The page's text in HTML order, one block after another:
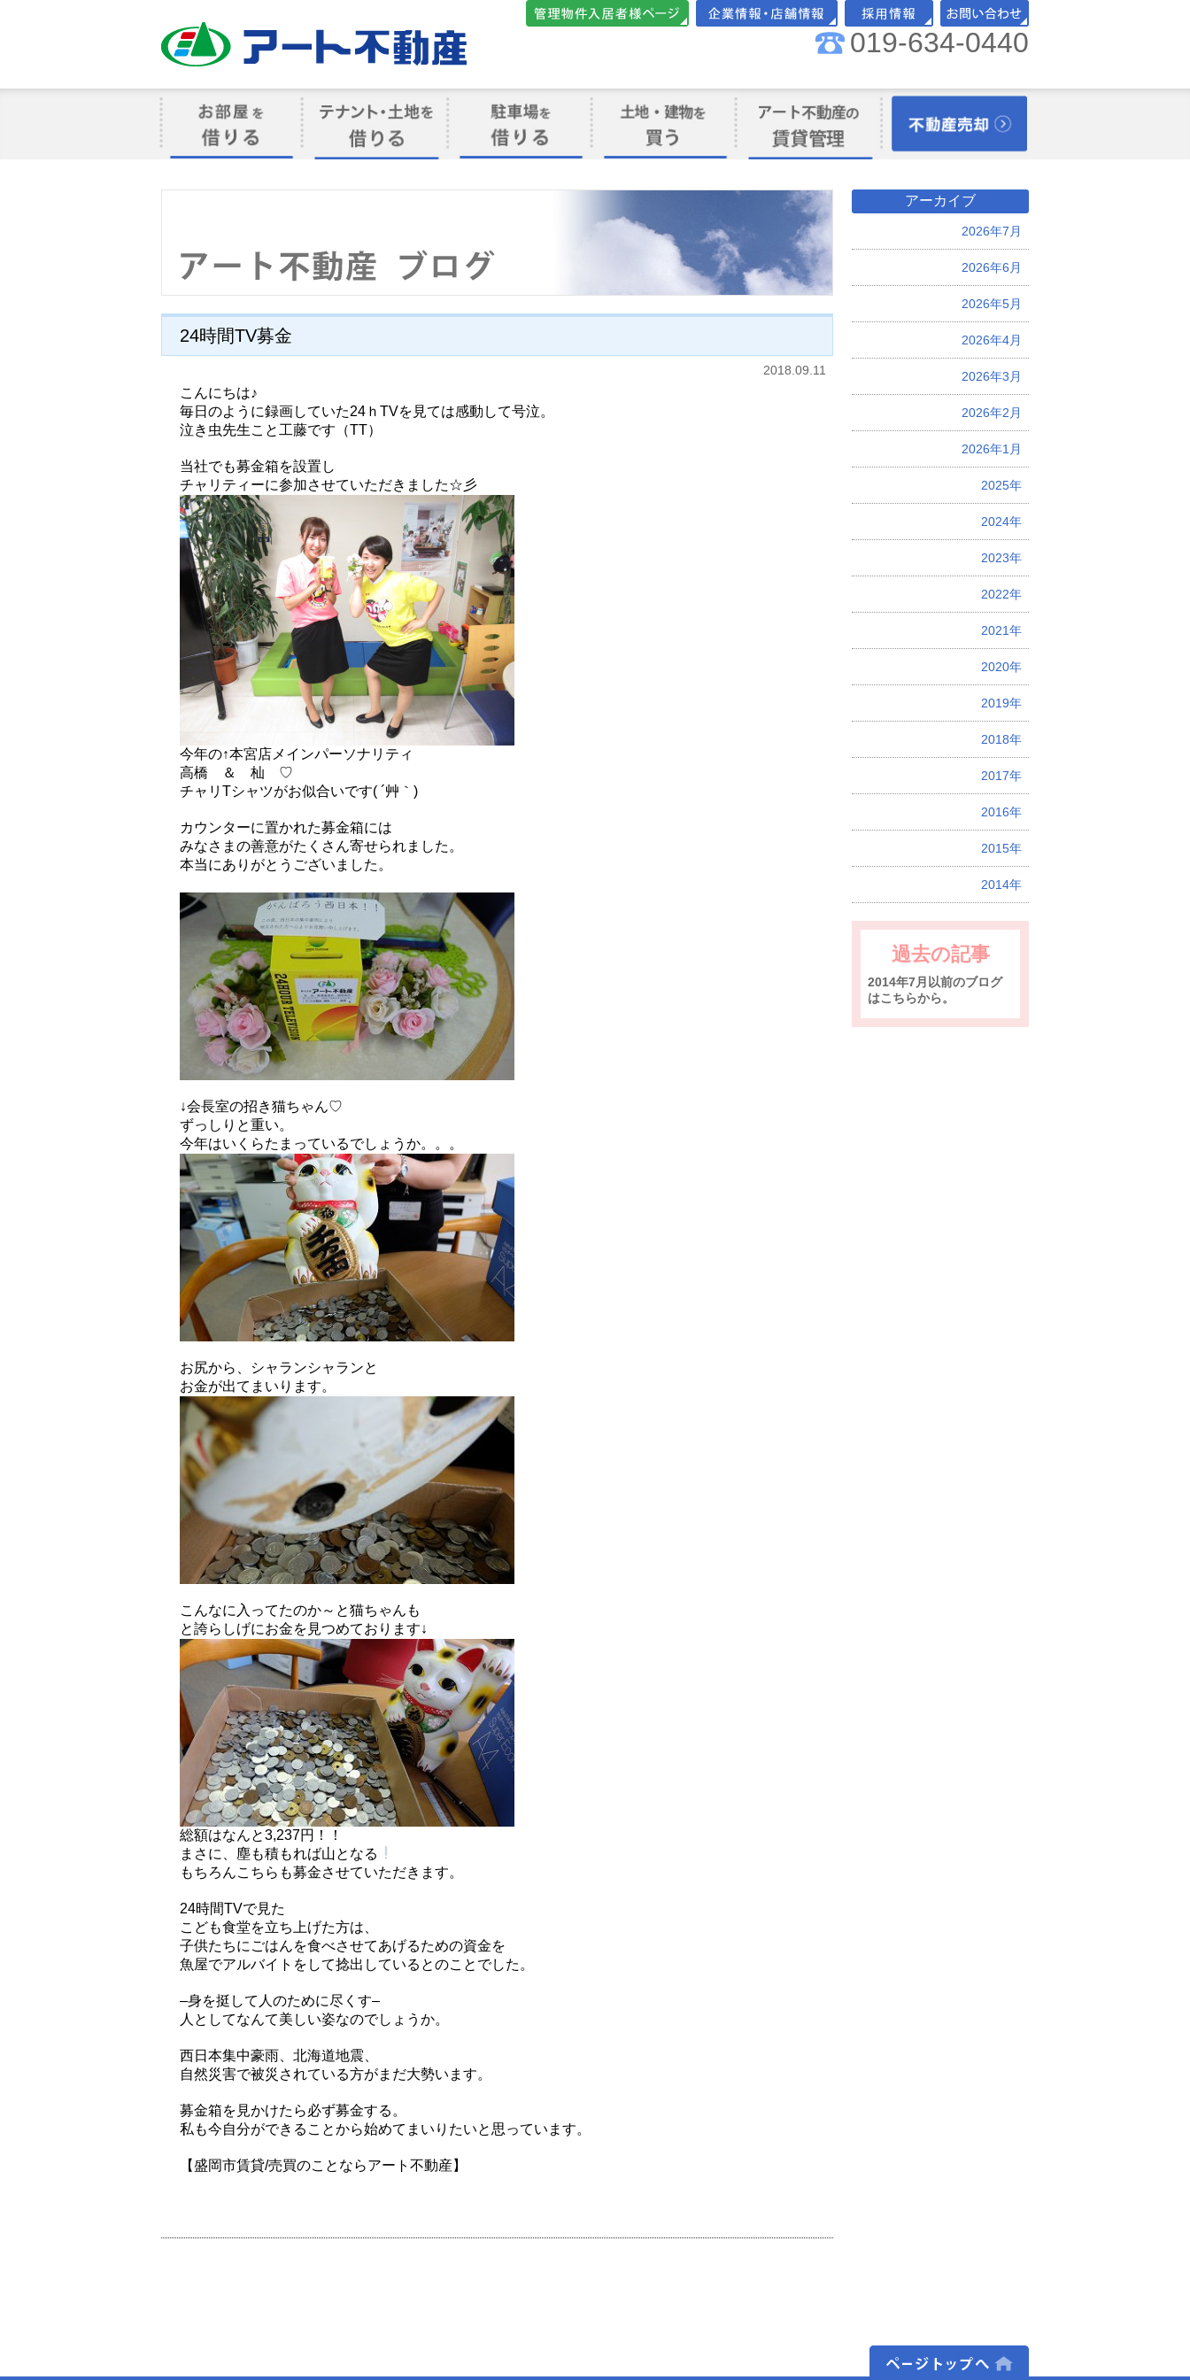
アート不動産
会社案内・店舗情報 採用情報 お問い合わせ
019-634-0440
け
24時間TV募金
2018.09.11
こんにちは♪
毎日のように録画していた24ｈTVを見ては感動して号泣。
泣き虫先生こと工藤です（TT）
当社でも募金箱を設置し
チャリティーに参加させていただきました☆彡
今年の↑本宮店メインパーソナリティ
高橋 ＆ 杣 ♡
チャリTシャツがお似合いです( ´艸｀)
カウンターに置かれた募金箱には
みなさまの善意がたくさん寄せられました。
本当にありがとうございました。
↓会長室の招き猫ちゃん♡
ずっしりと重い。
今年はいくらたまっているでしょうか。。。
お尻から、シャランシャランと
お金が出てまいります。
こんなに入ってたのか～と猫ちゃんも
と誇らしげにお金を見つめております↓
総額はなんと3,237円！！
まさに、塵も積もれば山となる
もちろんこちらも募金させていただきます。
24時間TVで見た
こども食堂を立ち上げた方は、
子供たちにごはんを食べさせてあげるための資金を
魚屋でアルバイトをして捻出しているとのことでした。
–身を挺して人のために尽くす–
人としてなんて美しい姿なのでしょうか。
西日本集中豪雨、北海道地震、
自然災害で被災されている方がまだ大勢います。
募金箱を見かけたら必ず募金する。
私も今自分ができることから始めてまいりたいと思っています。
【盛岡市賃貸/売買のことならアート不動産】
アーカイブ
2026年7月
2026年6月
2026年5月
2026年4月
2026年3月
2026年2月
2026年1月
2025年
2024年
2023年
2022年
2021年
2020年
2019年
2018年
2017年
2016年
2015年
2014年
過去の記事
2014年7月以前のブログ
はこちらから。